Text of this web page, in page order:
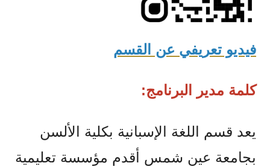
فيديو تعريفي عن القسم
كلمة مدير البرنامج:
يعد قسم اللغة الإسبانية بكلية الألسن
بجامعة عين شمس أقدم مؤسسة تعليمية